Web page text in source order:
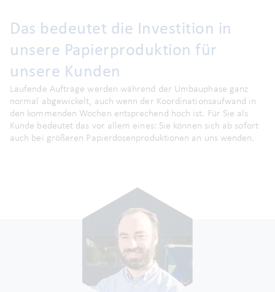
Das bedeutet die Investition in
unsere Papierproduktion für
unsere Kunden
Laufende Aufträge werden während der Umbauphase ganz
normal abgewickelt, auch wenn der Koordinationsaufwand in
den kommenden Wochen entsprechend hoch ist. Für Sie als
Kunde bedeutet das vor allem eines: Sie können sich ab sofort
auch bei größeren Papierdosenproduktionen an uns wenden.